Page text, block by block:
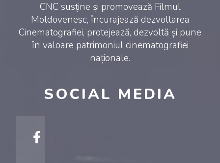
CNC susține și promovează Filmul
Moldovenesc, încurajează dezvoltarea
Cinematografiei, protejează, dezvoltă și pune
în valoare patrimoniul cinematografiei
naționale.
SOCIAL MEDIA